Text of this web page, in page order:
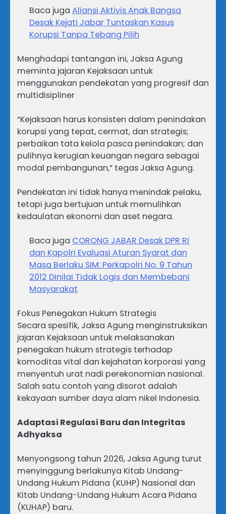
Baca juga Aliansi Aktivis Anak Bangsa
Desak Kejati Jabar Tuntaskan Kasus
Korupsi Tanpa Tebang Pilih
Menghadapi tantangan ini, Jaksa Agung
meminta jajaran Kejaksaan untuk
menggunakan pendekatan yang progresif dan
multidisipliner
“Kejaksaan harus konsisten dalam penindakan
korupsi yang tepat, cermat, dan strategis;
perbaikan tata kelola pasca penindakan; dan
pulihnya kerugian keuangan negara sebagai
modal pembangunan,” tegas Jaksa Agung.
Pendekatan ini tidak hanya menindak pelaku,
tetapi juga bertujuan untuk memulihkan
kedaulatan ekonomi dan aset negara.
Baca juga CORONG JABAR Desak DPR RI
dan Kapolri Evaluasi Aturan Syarat dan
Masa Berlaku SIM: Perkapolri No. 9 Tahun
2012 Dinilai Tidak Logis dan Membebani
Masyarakat
Fokus Penegakan Hukum Strategis
Secara spesifik, Jaksa Agung menginstruksikan
jajaran Kejaksaan untuk melaksanakan
penegakan hukum strategis terhadap
komoditas vital dan kejahatan korporasi yang
menyentuh urat nadi perekonomian nasional.
Salah satu contoh yang disorot adalah
kekayaan sumber daya alam nikel Indonesia.
Adaptasi Regulasi Baru dan Integritas
Adhyaksa
Menyongsong tahun 2026, Jaksa Agung turut
menyinggung berlakunya Kitab Undang-
Undang Hukum Pidana (KUHP) Nasional dan
Kitab Undang-Undang Hukum Acara Pidana
(KUHAP) baru.